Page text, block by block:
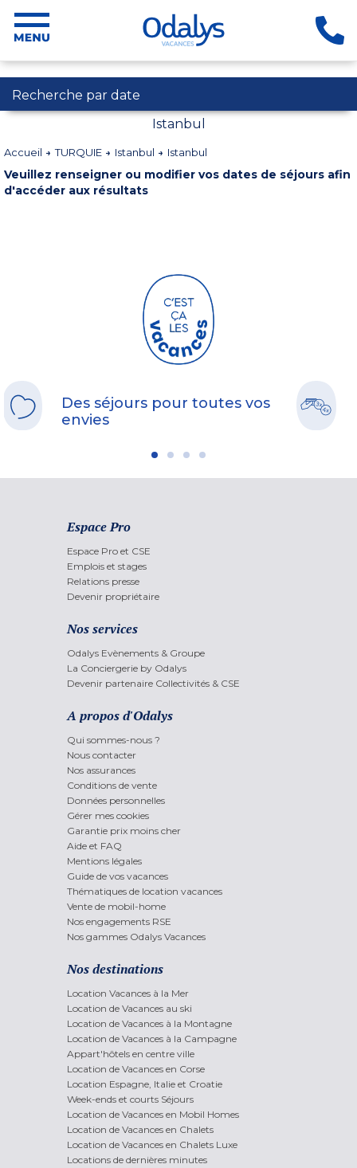
Recherche par date
Istanbul
Accueil TURQUIE Istanbul Istanbul
Veuillez renseigner ou modifier vos dates de séjours afin
d'accéder aux résultats
Des séjours pour toutes vos
envies
Espace Pro
Espace Pro et CSE
Emplois et stages
Relations presse
Devenir propriétaire
Nos services
Odalys Evènements & Groupe
La Conciergerie by Odalys
Devenir partenaire Collectivités & CSE
A propos d'Odalys
Qui sommes-nous ?
Nous contacter
Nos assurances
Conditions de vente
Données personnelles
Gérer mes cookies
Garantie prix moins cher
Aide et FAQ
Mentions légales
Guide de vos vacances
Thématiques de location vacances
Vente de mobil-home
Nos engagements RSE
Nos gammes Odalys Vacances
Nos destinations
Location Vacances à la Mer
Location de Vacances au ski
Location de Vacances à la Montagne
Location de Vacances à la Campagne
Appart'hôtels en centre ville
Location de Vacances en Corse
Location Espagne, Italie et Croatie
Week-ends et courts Séjours
Location de Vacances en Mobil Homes
Location de Vacances en Chalets
Location de Vacances en Chalets Luxe
Locations de dernières minutes